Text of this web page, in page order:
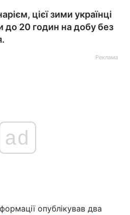
цієї зими українці
20 годин на добу без
Реклама
ad
опублікував два